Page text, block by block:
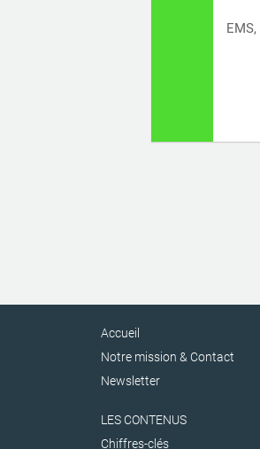
Accueil
Notre mission & Contact
Newsletter
LES CONTENUS
Chiffres-clés